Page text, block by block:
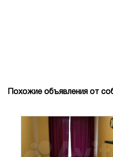
Похожие объявления от